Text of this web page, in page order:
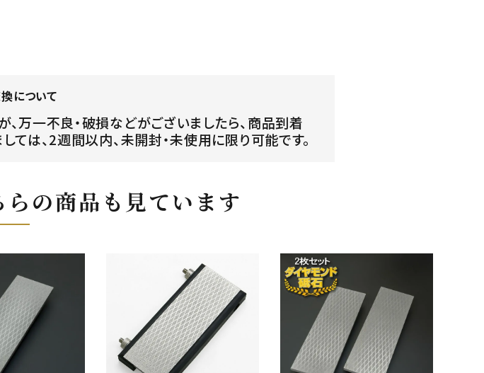
について
万一不良・破損などがございましたら、商品到着
ては、2週間以内、未開封・未使用に限り可能です。
の商品も見ています